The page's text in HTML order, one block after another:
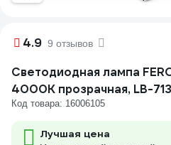
4.9 9 отзывов
Светодиодная лампа
4000K прозрачная, LB-
Код товара: 16006105
Лучшая цена